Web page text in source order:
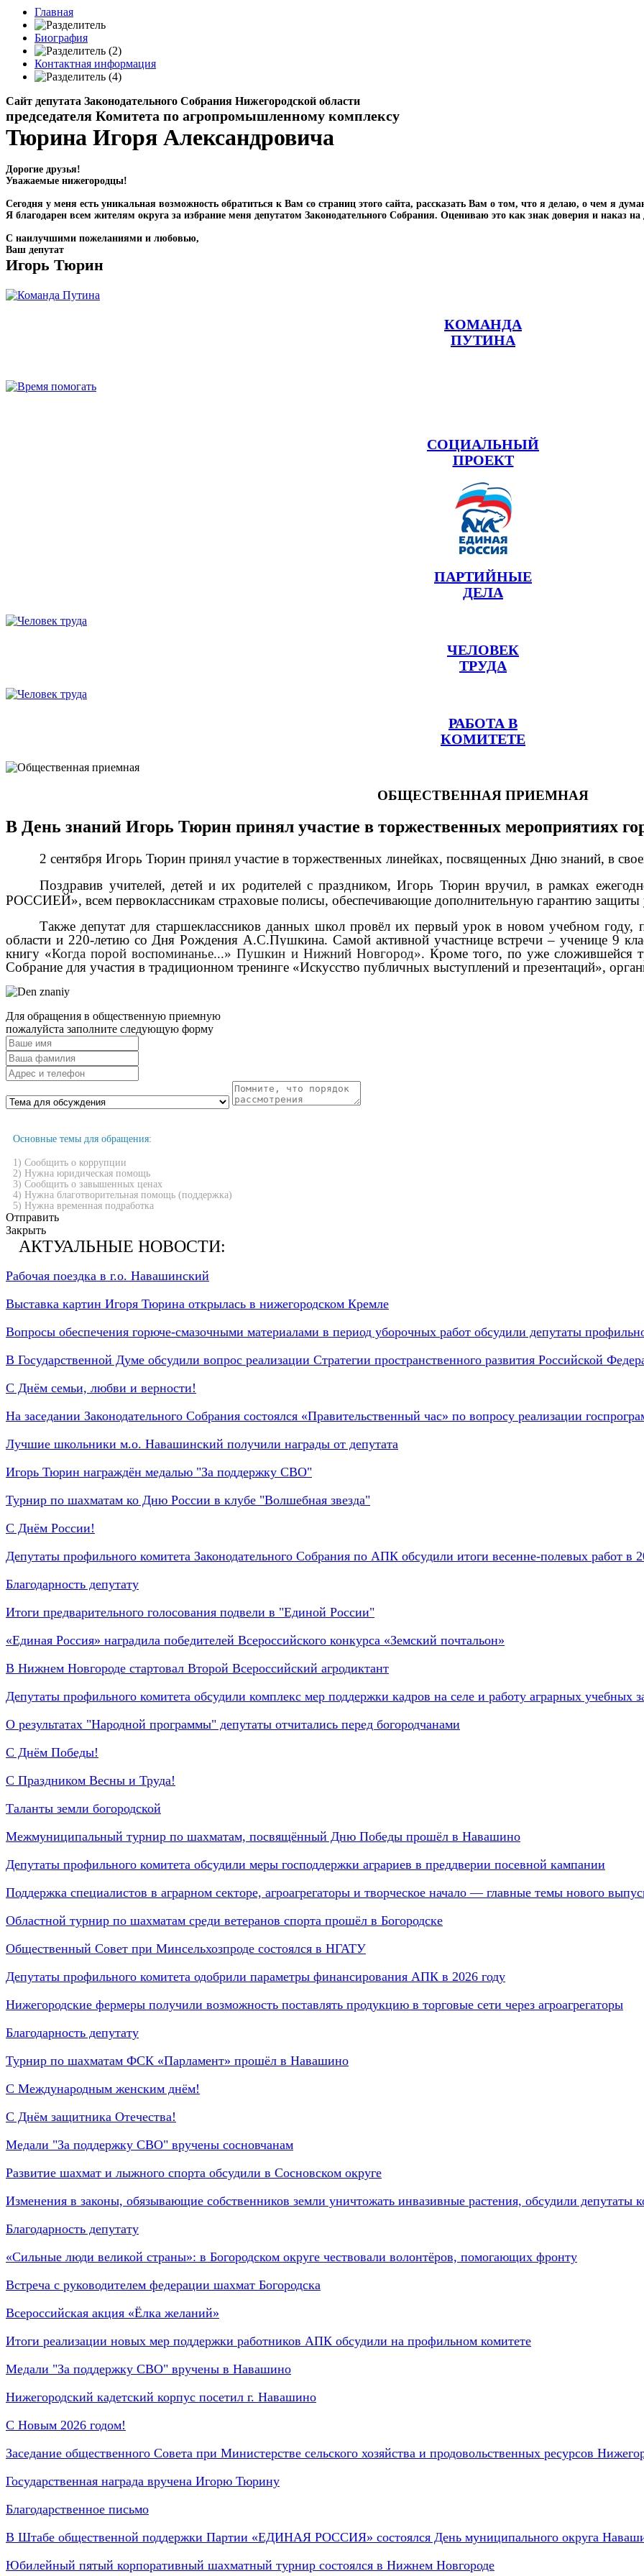
Главная
Биография
Контактная информация
Сайт депутата Законодательного Собрания Нижегородской области
председателя Комитета по агропромышленному комплексу
Тюрина Игоря Александровича
Дорогие друзья!
Уважаемые нижегородцы!
Сегодня у меня есть уникальная возможность обратиться к Вам со страниц этого сайта, рассказать Вам о том, что я делаю, о чем я
Я благодарен всем жителям округа за избрание меня депутатом Законодательного Собрания. Оцениваю это как знак доверия и наказ на
С наилучшими пожеланиями и любовью,
Ваш депутат
Игорь Тюрин
КОМАНДА
ПУТИНА
СОЦИАЛЬНЫЙ
ПРОЕКТ
ПАРТИЙНЫЕ
ДЕЛА
ЧЕЛОВЕК
ТРУДА
РАБОТА В
КОМИТЕТЕ
ОБЩЕСТВЕННАЯ ПРИЕМНАЯ
В День знаний Игорь Тюрин принял участие в торжественных мероприятиях
2 сентября Игорь Тюрин принял участие в торжественных линейках, посвященных Дню знаний, в
Поздравив учителей, детей и их родителей с праздником, Игорь Тюрин вручил, в рамках
РОССИЕЙ», всем первоклассникам страховые полисы, обеспечивающие дополнительную гарантию защиты
Также депутат для старшеклассников данных школ провёл их первый урок в новом учебном году,
области и 220-летию со Дня Рождения А.С.Пушкина. Самой активной участнице встречи – ученице 9
книгу «Когда порой воспоминанье...» Пушкин и Нижний Новгород». Кроме того, по уже сложившейся
Собрание для участия в традиционном тренинге «Искусство публичных выступлений и презентаций»,
Для обращения в общественную приемную
пожалуйста заполните следующую форму
Основные темы для обращения:
1) Сообщить о коррупции
2) Нужна юридическая помощь
3) Сообщить о завышенных ценах
4) Нужна благотворительная помощь (поддержка)
5) Нужна временная подработка
Отправить
Закрыть
АКТУАЛЬНЫЕ НОВОСТИ:
Рабочая поездка в г.о. Навашинский
Выставка картин Игоря Тюрина открылась в нижегородском Кремле
Вопросы обеспечения горюче-смазочными материалами в период уборочных работ обсудили депутаты
В Государственной Думе обсудили вопрос реализации Стратегии пространственного развития Российской
С Днём семьи, любви и верности!
На заседании Законодательного Собрания состоялся «Правительственный час» по вопросу реализации
Лучшие школьники м.о. Навашинский получили награды от депутата
Игорь Тюрин награждён медалью "За поддержку СВО"
Турнир по шахматам ко Дню России в клубе "Волшебная звезда"
С Днём России!
Депутаты профильного комитета Законодательного Собрания по АПК обсудили итоги весенне-полевых работ в
Благодарность депутату
Итоги предварительного голосования подвели в "Единой России"
«Единая Россия» наградила победителей Всероссийского конкурса «Земский почтальон»
В Нижнем Новгороде стартовал Второй Всероссийский агродиктант
Депутаты профильного комитета обсудили комплекс мер поддержки кадров на селе и работу аграрных учебных
О результатах "Народной программы" депутаты отчитались перед богородчанами
С Днём Победы!
С Праздником Весны и Труда!
Таланты земли богородской
Межмуниципальный турнир по шахматам, посвящённый Дню Победы прошёл в Навашино
Депутаты профильного комитета обсудили меры господдержки аграриев в преддверии посевной кампании
Поддержка специалистов в аграрном секторе, агроагрегаторы и творческое начало — главные темы нового
Областной турнир по шахматам среди ветеранов спорта прошёл в Богородске
Общественный Совет при Минсельхозпроде состоялся в НГАТУ
Депутаты профильного комитета одобрили параметры финансирования АПК в 2026 году
Нижегородские фермеры получили возможность поставлять продукцию в торговые сети через агроагрегаторы
Благодарность депутату
Турнир по шахматам ФСК «Парламент» прошёл в Навашино
С Международным женским днём!
С Днём защитника Отечества!
Медали "За поддержку СВО" вручены сосновчанам
Развитие шахмат и лыжного спорта обсудили в Сосновском округе
Изменения в законы, обязывающие собственников земли уничтожать инвазивные растения, обсудили депутаты
Благодарность депутату
«Сильные люди великой страны»: в Богородском округе чествовали волонтёров, помогающих фронту
Встреча с руководителем федерации шахмат Богородска
Всероссийская акция «Ёлка желаний»
Итоги реализации новых мер поддержки работников АПК обсудили на профильном комитете
Медали "За поддержку СВО" вручены в Навашино
Нижегородский кадетский корпус посетил г. Навашино
С Новым 2026 годом!
Заседание общественного Совета при Министерстве сельского хозяйства и продовольственных ресурсов
Государственная награда вручена Игорю Тюрину
Благодарственное письмо
В Штабе общественной поддержки Партии «ЕДИНАЯ РОССИЯ» состоялся День муниципального округа
Юбилейный пятый корпоративный шахматный турнир состоялся в Нижнем Новгороде